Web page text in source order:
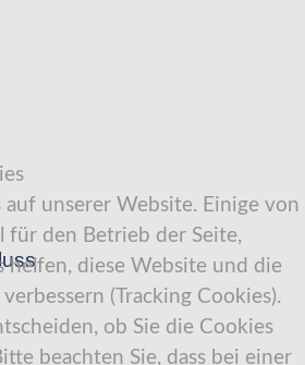
unserer Website. Einige von
für den Betrieb der Seite,
helfen, diese Website und die
(Tracking Cookies).
ob Sie die Cookies
beachten Sie, dass bei einer